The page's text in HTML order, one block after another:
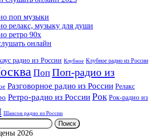
поп музыки
релакс, музыку для души
ретро 90х
онлайн
радио из России Клубное Клубное радио из России
ПопПоп-радио из
Разговорное радио из России Релакс
Ретро-радио из России Рок Рок-радио из
Шансон радио из России
2026